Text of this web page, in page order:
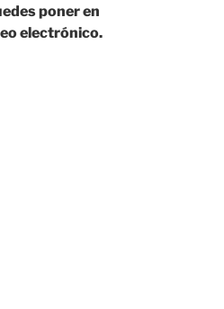
poner en
electrónico.